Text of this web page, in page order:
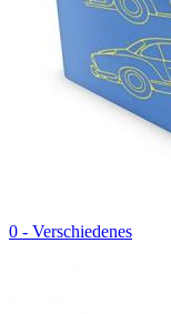
0 - Verschiedenes